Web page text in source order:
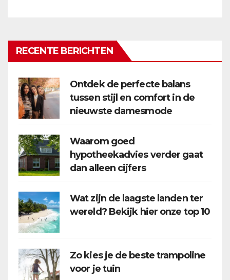
RECENTE BERICHTEN
Ontdek de perfecte balans
tussen stijl en comfort in de
nieuwste damesmode
Waarom goed
hypotheekadvies verder gaat
dan alleen cijfers
Wat zijn de laagste landen ter
wereld? Bekijk hier onze top 10
Zo kies je de beste trampoline
voor je tuin